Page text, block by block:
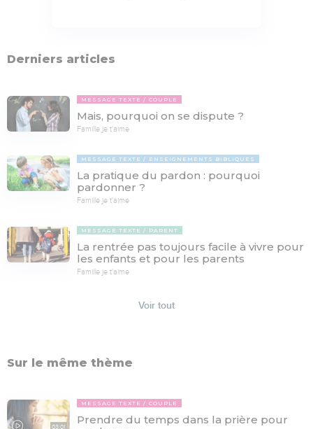
Derniers articles
MESSAGE TEXTE COUPLE
Mais, pourquoi on se dispute ?
Famille je t'aime
MESSAGE TEXTE ENSEIGNEMENTS BIBLIQUES
La pratique du pardon : pourquoi
pardonner ?
Famille je t'aime
MESSAGE TEXTE PARENT
La rentrée pas toujours facile à vivre pour
les enfants et pour les parents
Famille je t'aime
Voir tout
Sur le même thème
03:01
MESSAGE TEXTE COUPLE
Prendre du temps dans la prière pour